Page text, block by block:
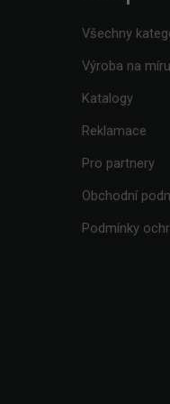
Všechny
Výroba na míru
Katalogy
Reklamace
Pro partnery
Obchodní
Podmínky